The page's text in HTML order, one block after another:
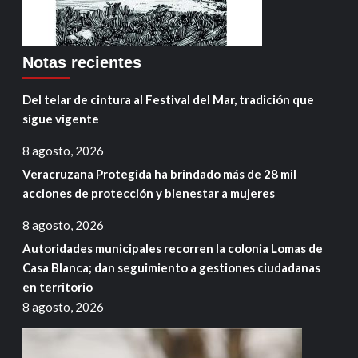
Notas recientes
Del telar de cintura al Festival del Mar, tradición que
sigue vigente
8 agosto, 2026
Veracruzana Protegida ha brindado más de 28 mil
acciones de protección y bienestar a mujeres
8 agosto, 2026
Autoridades municipales recorren la colonia Lomas de
Casa Blanca; dan seguimiento a gestiones ciudadanas
en territorio
8 agosto, 2026